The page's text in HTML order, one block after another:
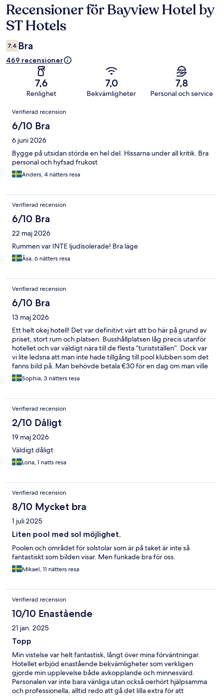
Recensioner
Recensioner för Bayview Hotel by
ST Hotels
7,4 Bra
469 recensioner
7,6
Renlighet
7,0
Bekvämligheter
7,8
Personal och service
Recensioner
Verifierad recension
6/10 Bra
6 juni 2026
Bygge på utsidan störde en hel del. Hissarna under all kritik. Bra
personal och hyfsad frukost
Anders, 4 nätters resa
Verifierad recension
6/10 Bra
22 maj 2026
Rummen var INTE ljudisolerade! Bra läge
Åsa, 6 nätters resa
Verifierad recension
6/10 Bra
13 maj 2026
Ett helt okej hotell! Det var definitivt värt att bo här på grund av
priset, stort rum och platsen. Busshållplatsen låg precis utanför
hotellet och var väldigt nära till de flesta ”turistställen”. Dock var
vi lite ledsna att man inte hade tillgång till pool klubben som det
fanns bild på. Man behövde betala €30 för en dag om man ville
hänga där. Men det fanns en väldigt basic pool på taket som
man hade tillgång till.
Sophia, 3 nätters resa
Verifierad recension
2/10 Dåligt
19 maj 2026
Väldigt dåligt
Lona, 1 natts resa
Verifierad recension
8/10 Mycket bra
1 juli 2025
Liten pool med sol möjlighet.
Poolen och området för solstolar som är på taket är inte så
fantastiskt som bilden visar. Men funkade bra för oss.
Mikael, 11 nätters resa
Verifierad recension
10/10 Enastående
21 jan. 2025
Topp
Min vistelse var helt fantastisk, långt över mina förväntningar.
Hotellet erbjöd enastående bekvämligheter som verkligen
gjorde min upplevelse både avkopplande och minnesvärd.
Personalen var inte bara vänliga utan också oerhört hjälpsamma
och professionella, alltid redo att gå det lilla extra för att